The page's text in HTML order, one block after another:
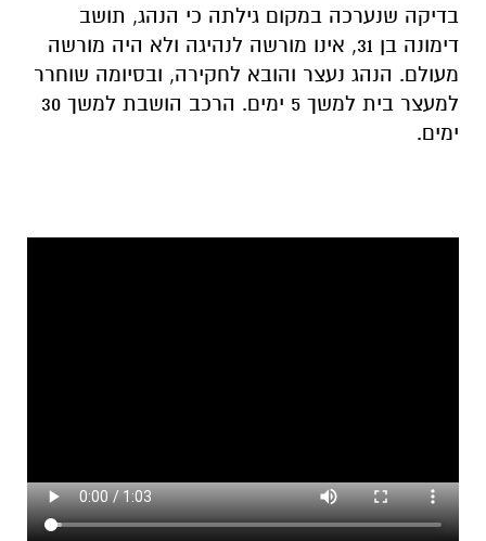
בדיקה שנערכה במקום גילתה כי הנהג, תושב
דימונה בן 31, אינו מורשה לנהיגה ולא היה מורשה
מעולם. הנהג נעצר והובא לחקירה, ובסיומה שוחרר
למעצר בית למשך 5 ימים. הרכב הושבת למשך 30
ימים.